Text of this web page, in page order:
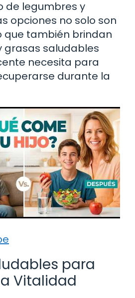
de legumbres y
opciones no solo son
que también brindan
grasas saludables
necesita para
durante la
para
Vitalidad